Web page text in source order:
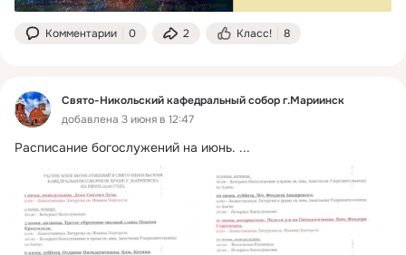
Комментарии 0 2 Класс! 8
Свято-Никольский кафедральный собор г.Мариинск
добавлена 3 июня в 12:47
Расписание богослужений на июнь. ...